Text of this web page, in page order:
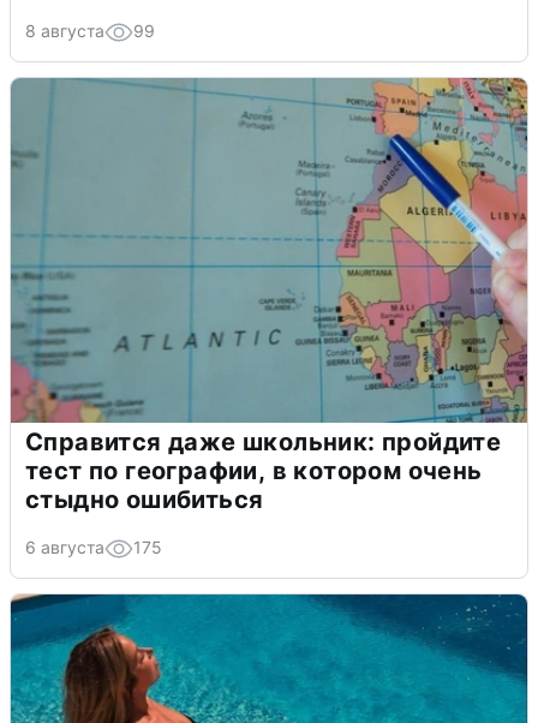
8 августа 99
Справится даже школьник: пройдите
тест по географии, в котором очень
стыдно ошибиться
6 августа 175